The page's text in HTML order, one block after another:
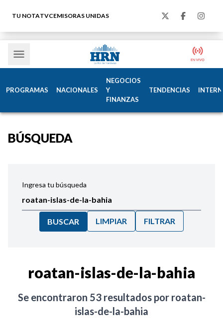
TU NOTATVCEMISORAS UNIDAS
PROGRAMAS NACIONALES
NEGOCIOS
Y
FINANZAS
TENDENCIAS
BÚSQUEDA
Ingresa tu búsqueda
BUSCAR LIMPIAR FILTRAR
roatan-islas-de-la-bahia
Se encontraron 53resultados por roatan-
islas-de-la-bahia